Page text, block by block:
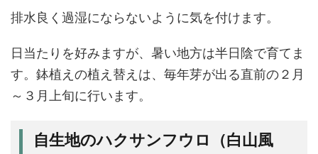
排水良く過湿にならないように気を付けます。
日当たりを好みますが、暑い地方は半日陰で育てま
す。鉢植えの植え替えは、毎年芽が出る直前の２月
～３月上旬に行います。
自生地のハクサンフウロ（白山風